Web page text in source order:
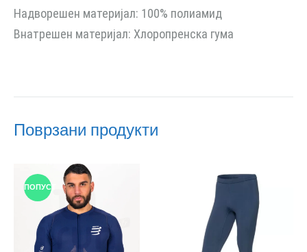
Надворешен материјал: 100% полиамид
Внатрешен материјал: Хлоропренска гума
Поврзани продукти
ПОПУСТ